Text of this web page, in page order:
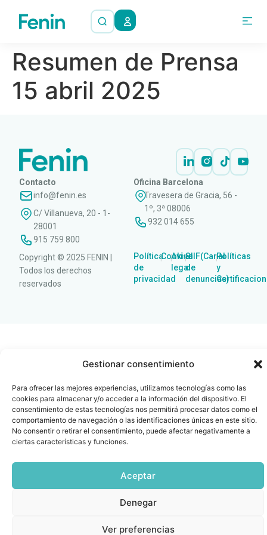
Gestionar consentimiento
Para ofrecer las mejores experiencias, utilizamos tecnologías como las
cookies para almacenar y/o acceder a la información del dispositivo. El
consentimiento de estas tecnologías nos permitirá procesar datos como el
comportamiento de navegación o las identificaciones únicas en este sitio.
No consentir o retirar el consentimiento, puede afectar negativamente a
ciertas características y funciones.
Aceptar
Denegar
Ver preferencias
Resumen de Prensa
15 abril 2025
Contacto
info@fenin.es
C/ Villanueva, 20 - 1-
28001
915 759 800
Oficina Barcelona
Travesera de Gracia, 56 -
1º, 3ª 08006
932 014 655
Copyright © 2025 FENIN |
Todos los derechos
reservados
Política
de
privacidad
|Cookies
|Aviso
legal
|SIIF(Canal
de
denuncias)
|Políticas
y